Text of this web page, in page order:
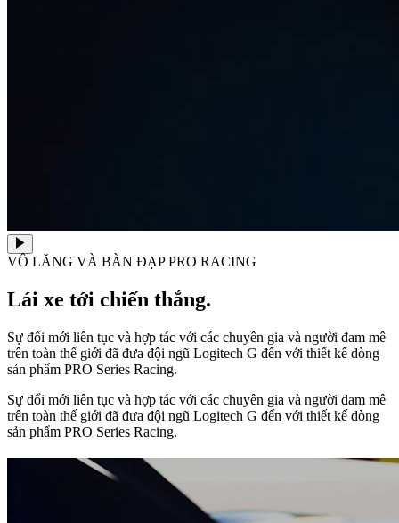
VÔ LĂNG VÀ BÀN ĐẠP PRO RACING
Lái xe tới chiến thắng.
Sự đổi mới liên tục và hợp tác với các chuyên gia và người đam mê
trên toàn thế giới đã đưa đội ngũ Logitech G đến với thiết kế dòng
sản phẩm PRO Series Racing.
Sự đổi mới liên tục và hợp tác với các chuyên gia và người đam mê
trên toàn thế giới đã đưa đội ngũ Logitech G đến với thiết kế dòng
sản phẩm PRO Series Racing.